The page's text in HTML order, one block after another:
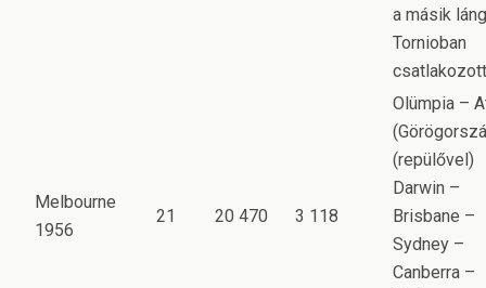
a másik
Tornioban
Melbourne
1956
21 20 470 3 118
Olümpia –
(repülővel)
Darwin –
Brisbane –
Sydney –
Canberra –